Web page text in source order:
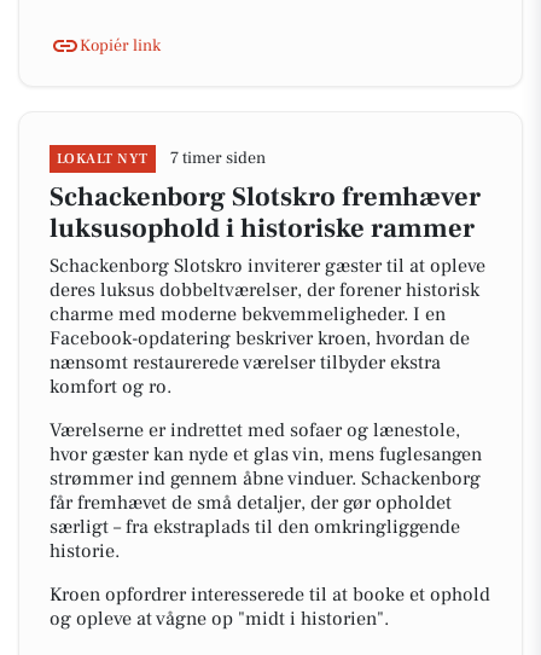
Kopiér link
LOKALT NYT 7 timer siden
Schackenborg Slotskro fremhæver
luksusophold i historiske rammer
Schackenborg Slotskro inviterer gæster til at opleve
deres luksus dobbeltværelser, der forener historisk
charme med moderne bekvemmeligheder. I en
Facebook-opdatering beskriver kroen, hvordan de
nænsomt restaurerede værelser tilbyder ekstra
komfort og ro.
Værelserne er indrettet med sofaer og lænestole,
hvor gæster kan nyde et glas vin, mens fuglesangen
strømmer ind gennem åbne vinduer. Schackenborg
får fremhævet de små detaljer, der gør opholdet
særligt – fra ekstraplads til den omkringliggende
historie.
Kroen opfordrer interesserede til at booke et ophold
og opleve at vågne op "midt i historien".